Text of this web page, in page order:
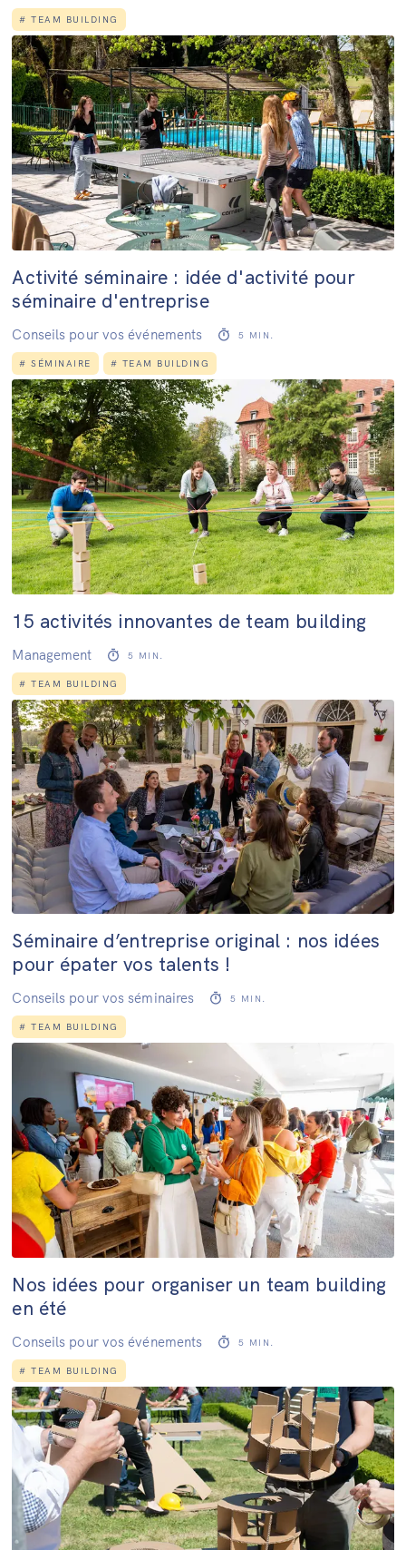
#TEAM BUILDING
Activité séminaire : idée d'activité pour
séminaire d'entreprise
Conseils pour vos événements 5 MIN.
#SÉMINAIRE # TEAM BUILDING
15 activités innovantes de team building
Management 5 MIN.
#TEAM BUILDING
Séminaire d’entreprise original : nos idées
pour épater vos talents !
Conseils pour vos séminaires 5 MIN.
#TEAM BUILDING
Nos idées pour organiser un team building
en été
Conseils pour vos événements 5 MIN.
#TEAM BUILDING